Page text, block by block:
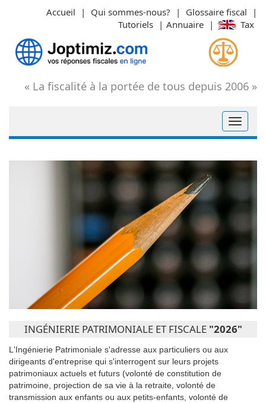
Accueil | Qui sommes-nous? | Glossaire fiscal
|
Tutoriels | Annuaire | Tax
« La fiscalité à la portée de tous depuis 2006 »
INGÉNIERIE PATRIMONIALE ET FISCALE "2026"
L'Ingénierie Patrimoniale s'adresse aux particuliers ou aux
dirigeants d'entreprise qui s'interrogent sur leurs projets
patrimoniaux actuels et futurs (volonté de constitution de
patrimoine, projection de sa vie à la retraite, volonté de
transmission aux enfants ou aux petits-enfants, volonté de